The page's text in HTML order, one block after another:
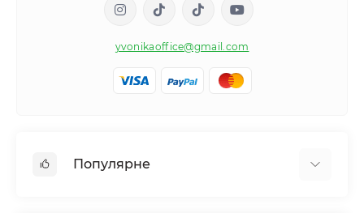
yvonikaoffice@gmail.com
Популярне